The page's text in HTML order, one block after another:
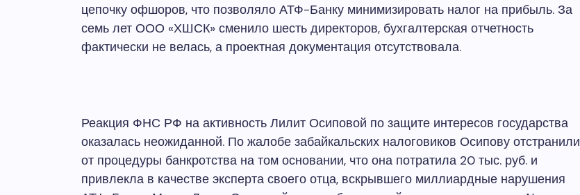
цепочку офшоров, что позволяло АТФ-Банку минимизировать налог на прибыль. За
семь лет ООО «ХШСК» сменило шесть директоров, бухгалтерская отчетность
фактически не велась, а проектная документация отсутствовала.
Реакция ФНС РФ на активность Лилит Осиповой по защите интересов государства
оказалась неожиданной. По жалобе забайкальских налоговиков Осипову отстранили
от процедуры банкротства на том основании, что она потратила 20 тыс. руб. и
привлекла в качестве эксперта своего отца, вскрывшего миллиардные нарушения